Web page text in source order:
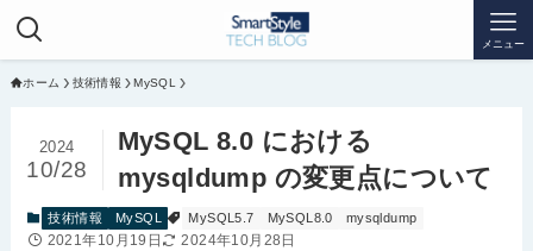
メニュー
ホーム 技術情報 MySQL
MySQL 8.0 における
mysqldump の変更点について
2024
10/28
技術情報 MySQL MySQL5.7 MySQL8.0 mysqldump
2021年10月19日 2024年10月28日